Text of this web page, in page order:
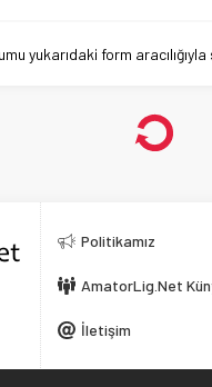
yukarıdaki form
Politikamız
AmatorLig.Net
İletişim